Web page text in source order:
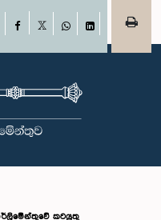
Facebook
WhatsAppLinkedIn
කටයුතු